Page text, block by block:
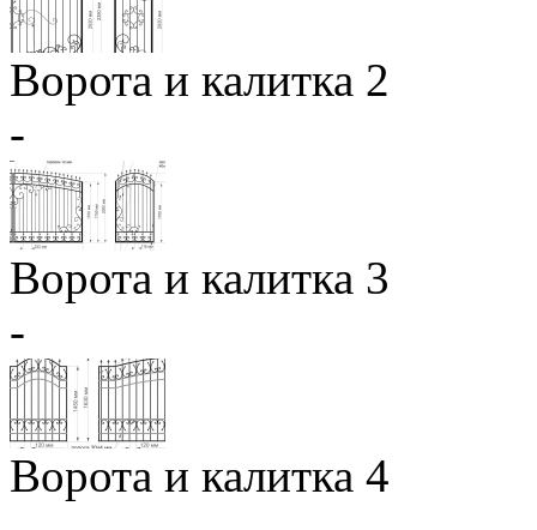
Ворота и калитка 2
-
Ворота и калитка 3
-
Ворота и калитка 4